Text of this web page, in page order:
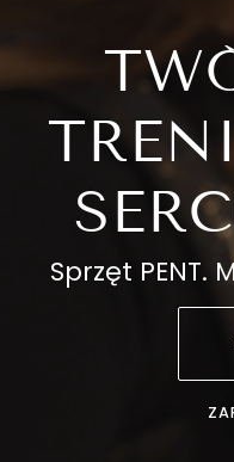
Sprzęt PENT.